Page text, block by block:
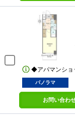
◆アパマンショ
パノラマ
お問い合わ